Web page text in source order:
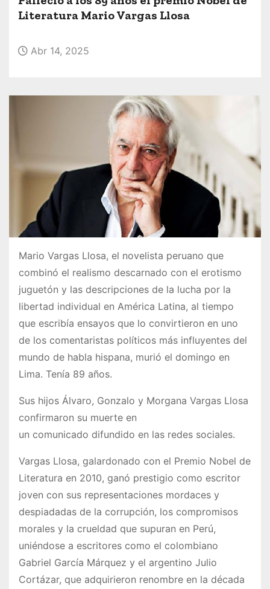
Literatura Mario Vargas Llosa
Abr 14, 2025
Mario Vargas Llosa, el novelista peruano que
combinó el realismo descarnado con el erotismo
juguetón y las descripciones de la lucha por la
libertad individual en América Latina, al tiempo
que escribía ensayos que lo convirtieron en uno
de los comentaristas políticos más influyentes del
mundo de habla hispana, murió el domingo en
Lima. Tenía 89 años.
Sus hijos Álvaro, Gonzalo y Morgana Vargas Llosa
confirmaron su muerte en
un comunicado difundido en las redes sociales.
Vargas Llosa, galardonado con el Premio Nobel de
Literatura en 2010, ganó prestigio como escritor
joven con sus representaciones mordaces y
despiadadas de la corrupción, los compromisos
morales y la crueldad que supuran en Perú,
uniéndose a escritores como el colombiano
Gabriel García Márquez y el argentino Julio
Cortázar, que adquirieron renombre en la década